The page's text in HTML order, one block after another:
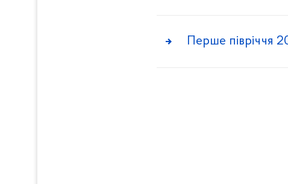
Перше півріччя